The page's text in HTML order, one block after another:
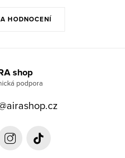
HODNOCENÍ
shop
airashop.cz